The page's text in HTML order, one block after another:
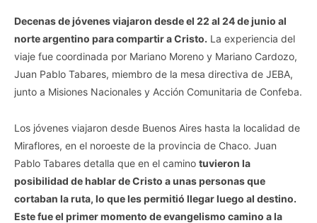
Decenas de jóvenes viajaron desde el 22 al 24de junio al
norte argentino para compartir a Cristo. La experiencia del
viaje fue coordinada por Mariano Moreno y Mariano Cardozo,
Juan Pablo Tabares, miembro de la mesa directiva de JEBA,
junto a Misiones Nacionales y Acción Comunitaria de Confeba.
Los jóvenes viajaron desde Buenos Aires hasta la localidad de
Miraflores, en el noroeste de la provincia de Chaco. Juan
Pablo Tabares detalla que en el camino tuvieron la
posibilidad de hablar de Cristo a unas personas que
cortaban la ruta, lo que les permitió llegar luego al destino.
Este fue el primer momento de evangelismo camino a la